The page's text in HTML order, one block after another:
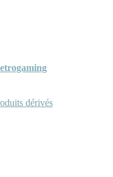
dérivés